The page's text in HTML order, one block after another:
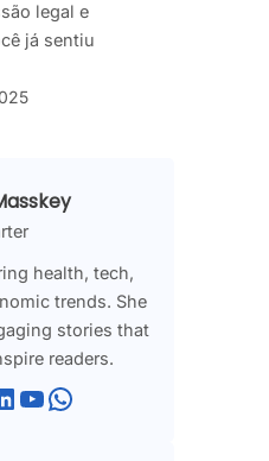
legal e
já sentiu
health, tech,
trends. She
stories that
readers.
YouTube WhatsApp